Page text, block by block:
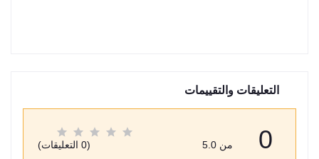
التعليقات والتقييمات
0 من 5.0 (0 التعليقات)